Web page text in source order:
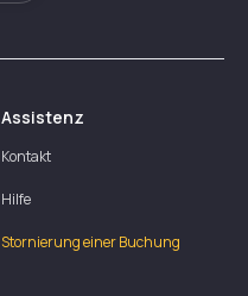
Assistenz
Kontakt
Hilfe
Stornierung einer Buchung